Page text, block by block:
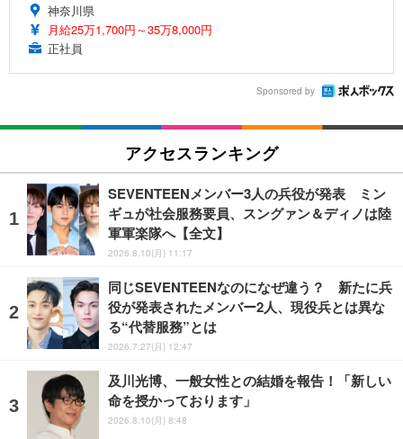
神奈川県
月給25万1,700円～35万8,000円
正社員
Sponsored by
アクセスランキング
SEVENTEENメンバー3人の兵役が発表 ミン
ギュが社会服務要員、スングァン＆ディノは陸
軍軍楽隊へ【全文】
2026.8.10(月) 11:17
同じSEVENTEENなのになぜ違う？ 新たに兵
役が発表されたメンバー2人、現役兵とは異な
る“代替服務”とは
2026.7.27(月) 12:47
及川光博、一般女性との結婚を報告！「新しい
命を授かっております」
2026.8.10(月) 8:48